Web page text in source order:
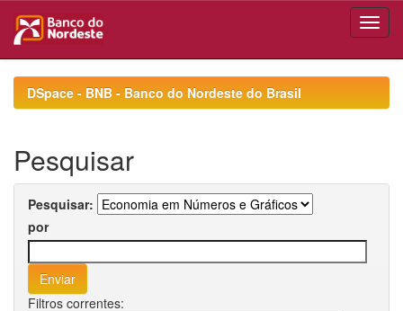
navigationDSpace - BNB - Banco do Nordeste do Brasil
Pesquisar
Pesquisar:
por
Filtros correntes: